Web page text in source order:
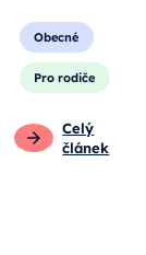
Obecné
Pro rodiče
Celý
článek